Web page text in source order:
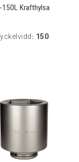
150L Krafthylsa
: 150